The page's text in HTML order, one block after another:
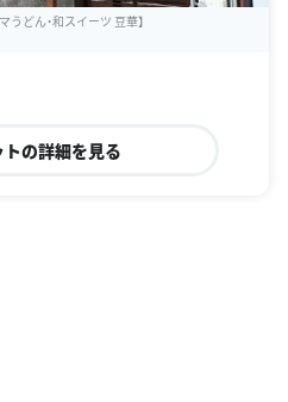
どん・和スイーツ 豆華】
トの詳細を見る